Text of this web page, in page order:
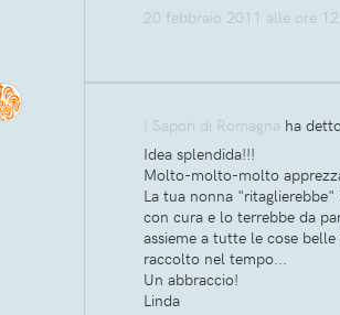
20 febbraio 2011 alle ore
I Sapori di Romagna ha
Idea splendida!!!
Molto-molto-molto
La tua nonna
con cura e lo terrebbe da
assieme a tutte le cose belle
raccolto nel tempo...
Un abbraccio!
Linda